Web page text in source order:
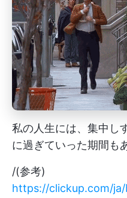
私の人生には、集中し
に過ぎていった期間も
/(参考)
https://clickup.com/